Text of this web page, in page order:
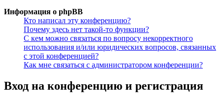
Информация о phpBB
Кто написал эту конференцию?
Почему здесь нет такой-то функции?
С кем можно связаться по вопросу некорректного
использования и/или юридических вопросов, связанных
с этой конференцией?
Как мне связаться с администратором конференции?
Вход на конференцию и регистрация